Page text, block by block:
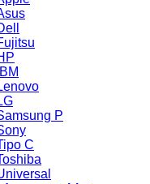
IBM
P
C